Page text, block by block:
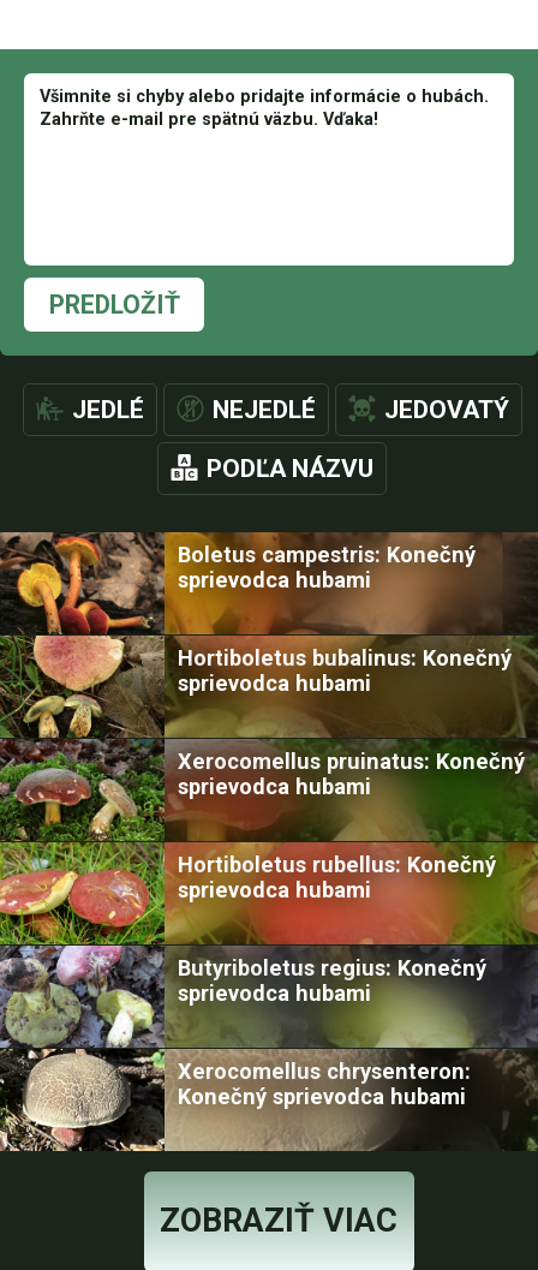
PREDLOŽIŤ
JEDLÉ NEJEDLÉ JEDOVATÝ
PODĽA NÁZVU
Boletus campestris: Konečný
sprievodca hubami
Hortiboletus bubalinus: Konečný
sprievodca hubami
Xerocomellus pruinatus: Konečný
sprievodca hubami
Hortiboletus rubellus: Konečný
sprievodca hubami
Butyriboletus regius: Konečný
sprievodca hubami
Xerocomellus chrysenteron:
Konečný sprievodca hubami
ZOBRAZIŤ VIAC